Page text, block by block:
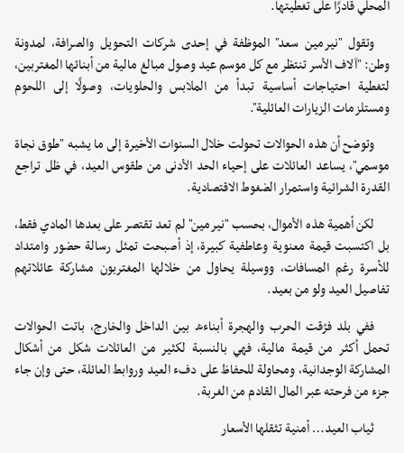
المحلي قادرًا على تغطيتها.
وتقول "نيرمين سعد" الموظفة في إحدى شركات التحويل والصرافة، لمدونة
وطن: "آلاف الأسر تنتظر مع كل موسم عيد وصول مبالغ مالية من أبنائها المغتربين،
لتغطية احتياجات أساسية تبدأ من الملابس والحلويات، وصولًا إلى اللحوم
ومستلزمات الزيارات العائلية".
وتوضح أن هذه الحوالات تحولت خلال السنوات الأخيرة إلى ما يشبه "طوق نجاة
موسمي"، يساعد العائلات على إحياء الحد الأدنى من طقوس العيد، في ظل تراجع
القدرة الشرائية واستمرار الضغوط الاقتصادية.
لكن أهمية هذه الأموال، بحسب "نيرمين" لم تعد تقتصر على بعدها المادي فقط،
بل اكتسبت قيمة معنوية وعاطفية كبيرة، إذ أصبحت تمثل رسالة حضور وامتداد
للأسرة رغم المسافات، ووسيلة يحاول من خلالها المغتربون مشاركة عائلاتهم
تفاصيل العيد ولو من بعيد.
ففي بلد فرّقت الحرب والهجرة أبناءه بين الداخل والخارج، باتت الحوالات
تحمل أكثر من قيمة مالية، فهي بالنسبة لكثير من العائلات شكل من أشكال
المشاركة الوجدانية، ومحاولة للحفاظ على دفء العيد وروابط العائلة، حتى وإن جاء
جزء من فرحته عبر المال القادم من الغربة.
ثياب العيد… أمنية تثقلها الأسعار